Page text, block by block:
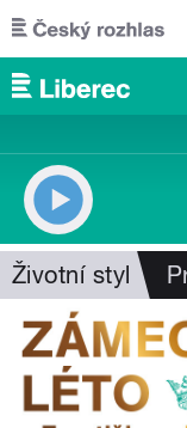
Přejít k hlavnímu
Životní styl